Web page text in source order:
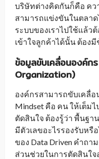
บริษัทต่างคิดกันก็คือ ค
สามารถแข่งขันในตลา
ระบบของเราไปใช้แล้ว
เข้าใจลูกค้าได้นั้น ต้อง
ข้อมูลขับเคลื่อนองค์กร
Organization)
องค์กรสามารถขับเคลื่อ
Mindset คือ คน ให้เต็ม
ตัดสินใจ ต้องรู้ว่า พื้นฐ
มีตัวเลขอะไรรองรับหรื
ของ Data Driven คำถ
ส่วนช่วยในการตัดสินใจ